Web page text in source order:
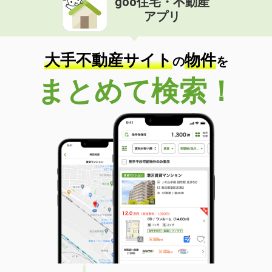
アプリ
大手不動産サイトの物件を
まとめて検索！